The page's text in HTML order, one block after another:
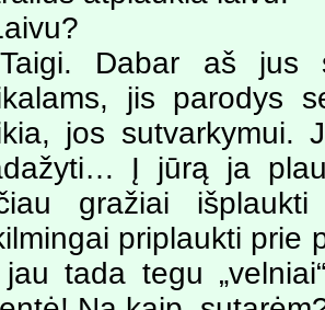
Dabar aš jus
jis parodys
jos sutvarkymui.
Į jūrą ja
gražiai
priplaukti
tada tegu